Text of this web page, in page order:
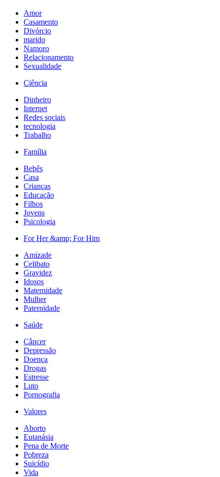
Amor
Casamento
Divórcio
marido
Namoro
Relacionamento
Sexualidade
Ciência
Dinheiro
Internet
Redes sociais
tecnologia
Trabalho
Família
Bebês
Casa
Crianças
Educação
Filhos
Jovens
Psicologia
For Her &amp; For Him
Amizade
Celibato
Gravidez
Idosos
Maternidade
Mulher
Paternidade
Saúde
Câncer
Depressão
Doença
Drogas
Estresse
Luto
Pornografia
Valores
Aborto
Eutanásia
Pena de Morte
Pobreza
Suicídio
Vida